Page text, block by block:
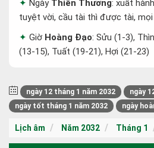
Ngày Thiên Thương: xuất
tuyệt vời, cầu tài thì được tài,
Giờ Hoàng Đạo: Sửu (1-3),
(13-15), Tuất (19-21), Hợi (21-23)
ngày 12 tháng 1 năm 2032
ngày
ngày tốt tháng 1 năm 2032
ngày
Lịch âm Năm 2032 Tháng 1